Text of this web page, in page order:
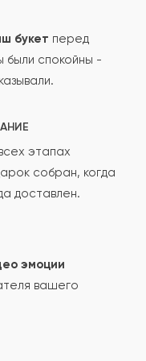
букет перед
были спокойны -
этапах
собран, когда
доставлен.
эмоции
вашего